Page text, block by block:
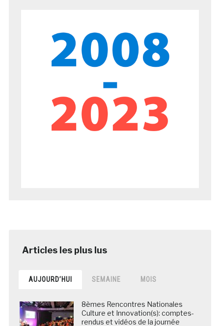
AUJOURD’HUI SEMAINE MOIS
8èmes Rencontres Nationales
Culture et Innovation(s): comptes-
rendus et vidéos de la journée